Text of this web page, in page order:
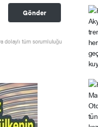
Gönder
dolaylı tüm sorumluluğu